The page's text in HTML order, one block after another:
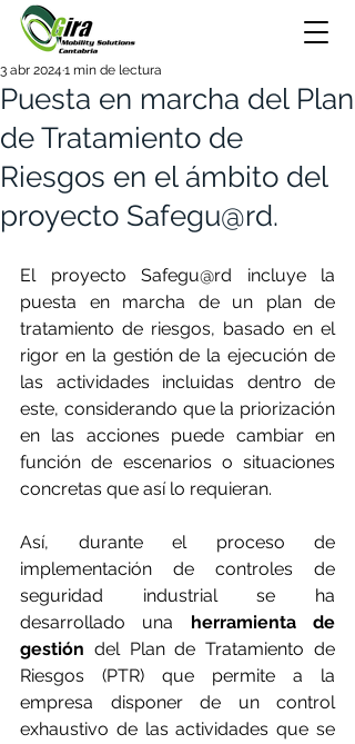
Puesta en marcha del Plan
de Tratamiento de
Riesgos en el ámbito del
proyecto Safegu@rd.
3 abr 2024 1 min de lectura
El proyecto Safegu@rd incluye la
puesta en marcha de un plan de
tratamiento de riesgos, basado en el
rigor en la gestión de la ejecución de
las actividades incluidas dentro de
este, considerando que la priorización
en las acciones puede cambiar en
función de escenarios o situaciones
concretas que así lo requieran.
Así, durante el proceso de
implementación de controles de
seguridad industrial se ha
desarrollado una herramienta de
gestión del Plan de Tratamiento de
Riesgos (PTR) que permite a la
empresa disponer de un control
exhaustivo de las actividades que se